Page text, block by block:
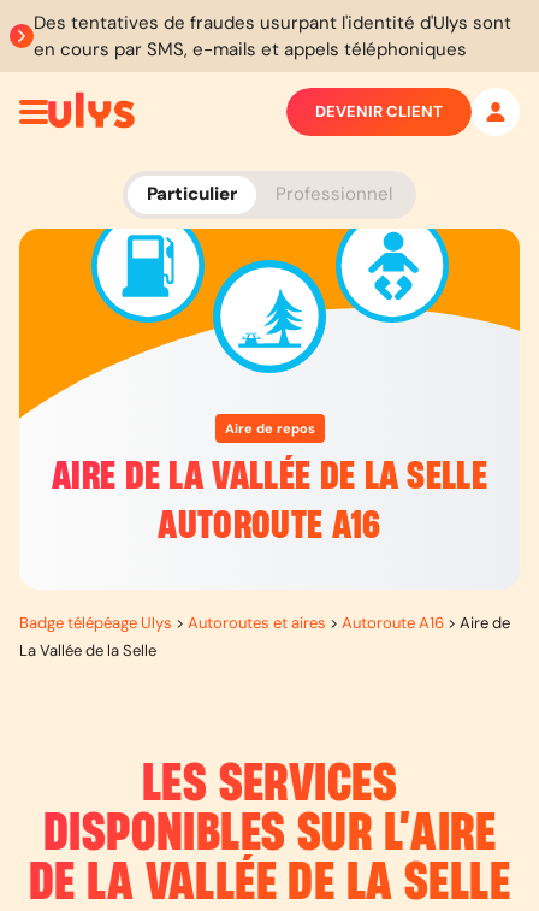
Des tentatives de fraudes usurpant l'identité d'Ulys sont
en cours par SMS, e-mails et appels téléphoniques
Particulier Professionnel
DEVENIR CLIENT
Aire de repos
AIRE DE LA VALLÉE DE LA SELLE
AUTOROUTE A16
Badge télépéage Ulys > Autoroutes et aires > Autoroute A16 > Aire de
La Vallée de la Selle
LES SERVICES
DISPONIBLES SUR L’AIRE
DE LA VALLÉE DE LA SELLE